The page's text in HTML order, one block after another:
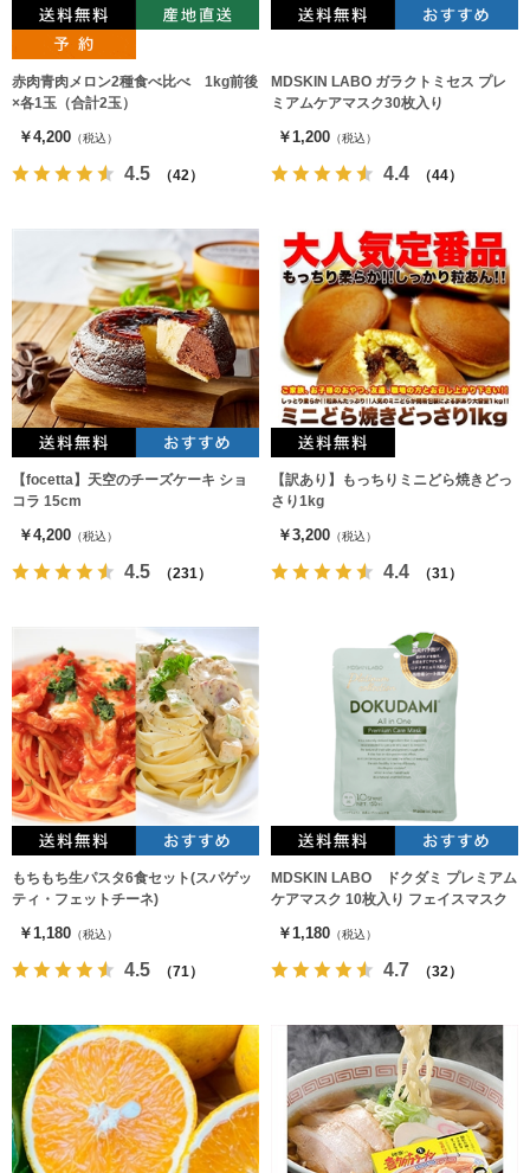
赤肉青肉メロン2種食べ比べ 1kg前後
×各1玉（合計2玉）
￥4,200 （税込）
4.5 （42）
MDSKIN LABO ガラクトミセス プレ
ミアムケアマスク30枚入り
￥1,200 （税込）
4.4 （44）
【focetta】天空のチーズケーキ ショ
コラ 15cm
￥4,200 （税込）
4.5 （231）
【訳あり】もっちりミニどら焼きどっ
さり1kg
￥3,200 （税込）
4.4 （31）
もちもち生パスタ6食セット(スパゲッ
ティ・フェットチーネ)
￥1,180 （税込）
4.5 （71）
MDSKIN LABO ドクダミ プレミアム
ケアマスク 10枚入り フェイスマスク
￥1,180 （税込）
4.7 （32）